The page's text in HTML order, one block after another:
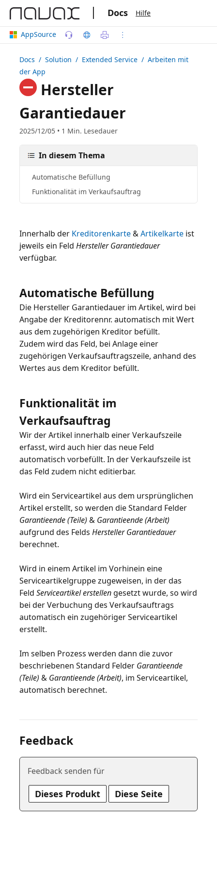
| Docs Hilfe
AppSource
Docs / Solution / Extended Service / Arbeiten mit
der App
Hersteller
Garantiedauer
2025/12/05 • 1 Min. Lesedauer
In diesem Thema
Automatische Befüllung
Funktionalität im Verkaufsauftrag
Innerhalb der Kreditorenkarte&Artikelkarte ist
jeweils ein Feld Hersteller Garantiedauer
verfügbar.
Automatische Befüllung
Die Hersteller Garantiedauer im Artikel, wird bei
Angabe der Kreditorennr. automatisch mit Wert
aus dem zugehörigen Kreditor befüllt.
Zudem wird das Feld, bei Anlage einer
zugehörigen Verkaufsauftragszeile, anhand des
Wertes aus dem Kreditor befüllt.
Funktionalität im
Verkaufsauftrag
Wir der Artikel innerhalb einer Verkaufszeile
erfasst, wird auch hier das neue Feld
automatisch vorbefüllt. In der Verkaufszeile ist
das Feld zudem nicht editierbar.
Wird ein Serviceartikel aus dem ursprünglichen
Artikel erstellt, so werden die Standard Felder
Garantieende (Teile) & Garantieende (Arbeit)
aufgrund des Felds Hersteller Garantiedauer
berechnet.
Wird in einem Artikel im Vorhinein eine
Serviceartikelgruppe zugeweisen, in der das
Feld Serviceartikel erstellen gesetzt wurde, so wird
bei der Verbuchung des Verkaufsauftrags
automatisch ein zugehöriger Serviceartikel
erstellt.
Im selben Prozess werden dann die zuvor
beschriebenen Standard Felder Garantieende
(Teile) & Garantieende (Arbeit), im Serviceartikel,
Feedback
Feedback senden für
Dieses Produkt Diese Seite